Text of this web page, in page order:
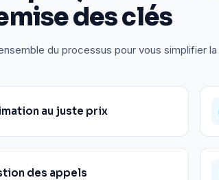
des clés
du processus pour vous simplifier la
au juste prix
des appels